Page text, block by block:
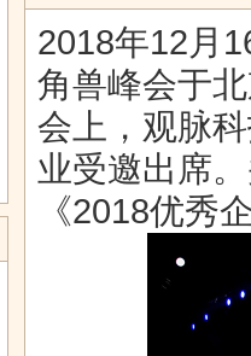
2018年12月
角兽峰会于
会上，观脉
业受邀出席。
《2018优秀